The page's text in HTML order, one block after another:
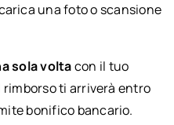
una foto o scansione
sola voltacon il tuo
rimborso ti arriverà entro
bonifico bancario.